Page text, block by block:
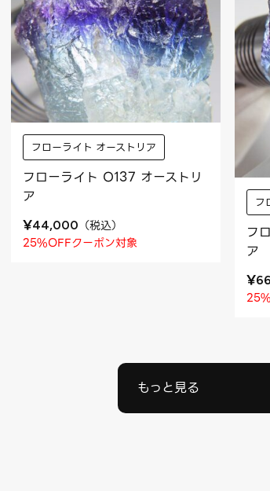
フローライト オーストリア
フローライト O137 オーストリ
ア
¥44,000 （税込）
25%OFFクーポン対象
フ
フ
ア
¥
もっと見る